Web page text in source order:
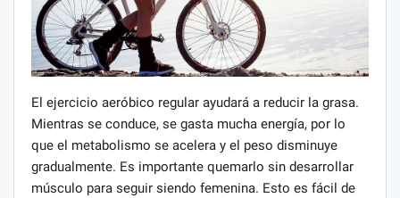
El ejercicio aeróbico regular ayudará a reducir la grasa.
Mientras se conduce, se gasta mucha energía, por lo
que el metabolismo se acelera y el peso disminuye
gradualmente. Es importante quemarlo sin desarrollar
músculo para seguir siendo femenina. Esto es fácil de